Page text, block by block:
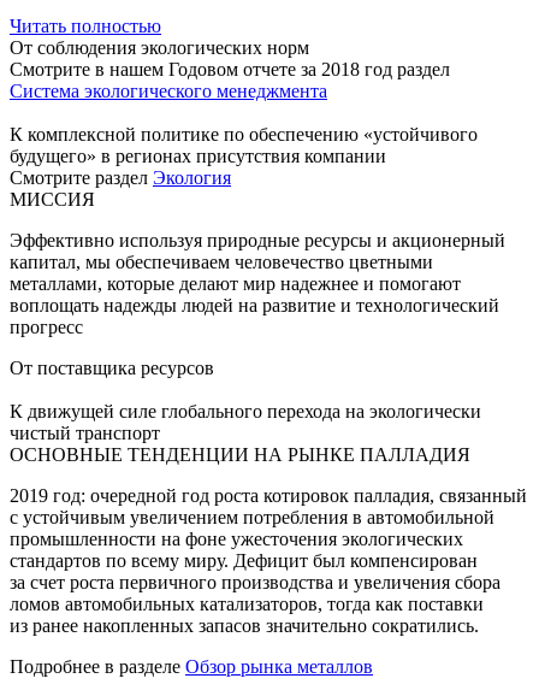
Читать полностью
От соблюдения экологических норм
Смотрите в нашем Годовом отчете за 2018 год раздел
Система экологического менеджмента
К комплексной политике по обеспечению «устойчивого
будущего» в регионах присутствия компании
Смотрите раздел Экология
МИССИЯ
Эффективно используя природные ресурсы и акционерный
капитал, мы обеспечиваем человечество цветными
металлами, которые делают мир надежнее и помогают
воплощать надежды людей на развитие и технологический
прогресс
От поставщика ресурсов
К движущей силе глобального перехода на экологически
чистый транспорт
ОСНОВНЫЕ ТЕНДЕНЦИИ НА РЫНКЕ ПАЛЛАДИЯ
2019 год: очередной год роста котировок палладия, связанный
с устойчивым увеличением потребления в автомобильной
промышленности на фоне ужесточения экологических
стандартов по всему миру. Дефицит был компенсирован
за счет роста первичного производства и увеличения сбора
ломов автомобильных катализаторов, тогда как поставки
из ранее накопленных запасов значительно сократились.
Подробнее в разделе Обзор рынка металлов